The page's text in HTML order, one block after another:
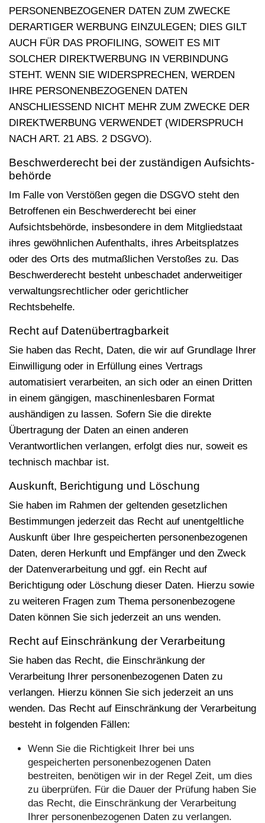
PERSONENBEZOGENER DATEN ZUM ZWECKE
DERARTIGER WERBUNG EINZULEGEN; DIES GILT
AUCH FÜR DAS PROFILING, SOWEIT ES MIT
SOLCHER DIREKTWERBUNG IN VERBINDUNG
STEHT. WENN SIE WIDERSPRECHEN, WERDEN
IHRE PERSONENBEZOGENEN DATEN
ANSCHLIESSEND NICHT MEHR ZUM ZWECKE DER
DIREKTWERBUNG VERWENDET (WIDERSPRUCH
NACH ART. 21 ABS. 2 DSGVO).
Beschwerde­recht bei der zuständigen Aufsichts­
behörde
Im Falle von Verstößen gegen die DSGVO steht den
Betroffenen ein Beschwerderecht bei einer
Aufsichtsbehörde, insbesondere in dem Mitgliedstaat
ihres gewöhnlichen Aufenthalts, ihres Arbeitsplatzes
oder des Orts des mutmaßlichen Verstoßes zu. Das
Beschwerderecht besteht unbeschadet anderweitiger
verwaltungsrechtlicher oder gerichtlicher
Rechtsbehelfe.
Recht auf Daten­übertrag­barkeit
Sie haben das Recht, Daten, die wir auf Grundlage Ihrer
Einwilligung oder in Erfüllung eines Vertrags
automatisiert verarbeiten, an sich oder an einen Dritten
in einem gängigen, maschinenlesbaren Format
aushändigen zu lassen. Sofern Sie die direkte
Übertragung der Daten an einen anderen
Verantwortlichen verlangen, erfolgt dies nur, soweit es
technisch machbar ist.
Auskunft, Berichtigung und Löschung
Sie haben im Rahmen der geltenden gesetzlichen
Bestimmungen jederzeit das Recht auf unentgeltliche
Auskunft über Ihre gespeicherten personenbezogenen
Daten, deren Herkunft und Empfänger und den Zweck
der Datenverarbeitung und ggf. ein Recht auf
Berichtigung oder Löschung dieser Daten. Hierzu sowie
zu weiteren Fragen zum Thema personenbezogene
Daten können Sie sich jederzeit an uns wenden.
Recht auf Einschränkung der Verarbeitung
Sie haben das Recht, die Einschränkung der
Verarbeitung Ihrer personenbezogenen Daten zu
verlangen. Hierzu können Sie sich jederzeit an uns
wenden. Das Recht auf Einschränkung der Verarbeitung
besteht in folgenden Fällen:
Wenn Sie die Richtigkeit Ihrer bei uns
gespeicherten personenbezogenen Daten
bestreiten, benötigen wir in der Regel Zeit, um dies
zu überprüfen. Für die Dauer der Prüfung haben Sie
das Recht, die Einschränkung der Verarbeitung
Ihrer personenbezogenen Daten zu verlangen.